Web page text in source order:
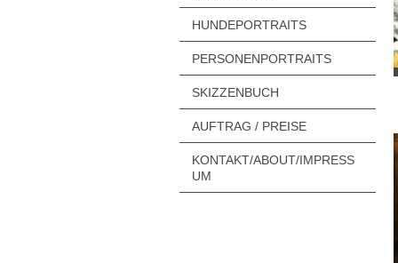
HUNDEPORTRAITS
PERSONENPORTRAITS
SKIZZENBUCH
AUFTRAG / PREISE
KONTAKT/ABOUT/IMPRESS
UM